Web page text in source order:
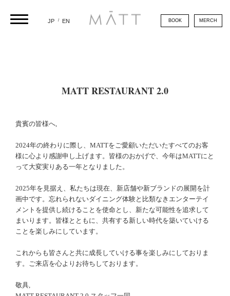
JP / EN BOOK MERCH
MATT RESTAURANT 2.0
貴賓の皆様へ,
2024年の終わりに際し、MATTをご愛顧いただいたすべてのお客
様に心より感謝申し上げます。皆様のおかげで、今年はMATTにと
って大変実りある一年となりました。
2025年を見据え、私たちは現在、新店舗や新ブランドの展開を計
画中です。忘れられないダイニング体験と比類なきエンターテイ
メントを提供し続けることを使命とし、新たな可能性を追求して
まいります。皆様とともに、共有する新しい時代を築いていける
ことを楽しみにしています。
これからも皆さんと共に成長していける事を楽しみにしておりま
す。ご来店を心よりお待ちしております。
敬具,